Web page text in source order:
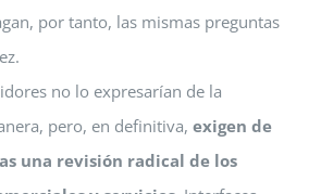
por tanto, las mismas preguntas
no lo expresarían de la
pero, en definitiva, exigen de
una revisión radical de los